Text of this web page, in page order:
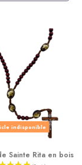
indisponible
Sainte Rita en bois